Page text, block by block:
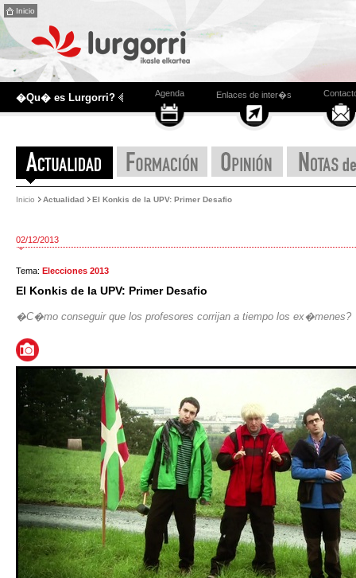
Inicio
�Qu� es Lurgorri? Agenda Enlaces de inter�s
Inicio Actualidad El Konkis de la UPV: Primer Desafio
02/12/2013
Tema: Elecciones 2013
El Konkis de la UPV: Primer Desafio
�C�mo conseguir que los profesores corrijan a tiempo los ex�menes?